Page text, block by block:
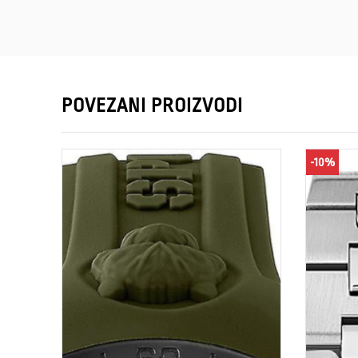
POVEZANI PROIZVODI
-10%